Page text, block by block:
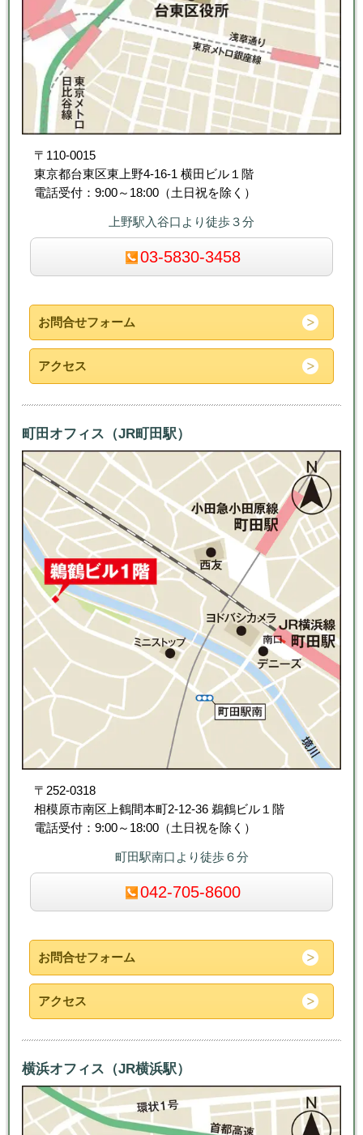
〒110-0015
東京都台東区東上野4-16-1 横田ビル１階
電話受付：9:00～18:00（土日祝を除く）
上野駅入谷口より徒歩３分
03-5830-3458
お問合せフォーム
アクセス
町田オフィス（JR町田駅）
〒252-0318
相模原市南区上鶴間本町2-12-36 鵜鶴ビル１階
電話受付：9:00～18:00（土日祝を除く）
町田駅南口より徒歩６分
042-705-8600
お問合せフォーム
アクセス
横浜オフィス（JR横浜駅）